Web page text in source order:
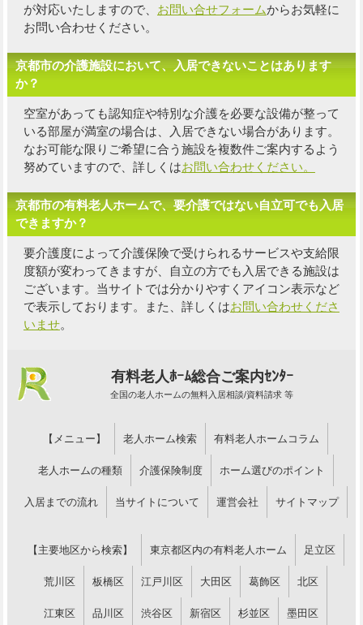
が対応いたしますので、 お問い合せフォームからお気軽に
お問い合わせください。
京都市の介護施設において、入居できないことはあります
か？
空室があっても認知症や特別な介護を必要な設備が整って
いる部屋が満室の場合は、入居できない場合があります。
なお可能な限り ご希望に合う施設を複数件ご案内するよう
努めていますので、詳しくはお問い合わせください。
京都市の有料老人ホームで、要介護ではない自立可でも入居
できますか？
要介護度によって介護保険で受けられるサービスや支給限
度額が変わってきますが、自立の方でも入居できる施設は
ございます。当サイトでは分かりやすくアイコン表示など
で表示しております。また、詳しくはお問い合わせくださ
いませ。
有料老人ﾎｰﾑ総合ご案内ｾﾝﾀｰ
全国の老人ホームの無料入居相談/資料請求 等
【メニュー】 老人ホーム検索 有料老人ホームコラム
老人ホームの種類 介護保険制度 ホーム選びのポイント
入居までの流れ 当サイトについて 運営会社 サイトマップ
【主要地区から検索】 東京都区内の有料老人ホーム 足立区
荒川区 板橋区 江戸川区 大田区 葛飾区 北区
江東区 品川区 渋谷区 新宿区 杉並区 墨田区